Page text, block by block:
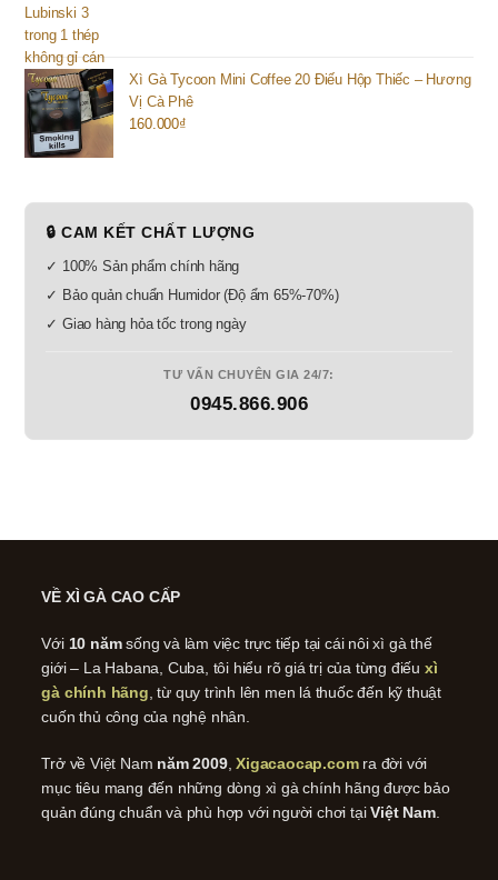
Xì Gà Tycoon Mini Coffee 20 Điếu Hộp Thiếc – Hương
Vị Cà Phê
160.000₫
🔒 CAM KẾT CHẤT LƯỢNG
✓ 100% Sản phẩm chính hãng
✓ Bảo quản chuẩn Humidor (Độ ẩm 65%-70%)
✓ Giao hàng hỏa tốc trong ngày
TƯ VẤN CHUYÊN GIA 24/7:
0945.866.906
VỀ XÌ GÀ CAO CẤP
Với 10 nămsống và làm việc trực tiếp tại cái nôi xì gà thế
giới – La Habana, Cuba, tôi hiểu rõ giá trị của từng điếu xì
gà chính hãng , từ quy trình lên men lá thuốc đến kỹ thuật
cuốn thủ công của nghệ nhân.
Trở về Việt Nam năm 2009,Xigacaocap.comra đời với
mục tiêu mang đến những dòng xì gà chính hãng được bảo
quản đúng chuẩn và phù hợp với người chơi tạiViệt Nam.